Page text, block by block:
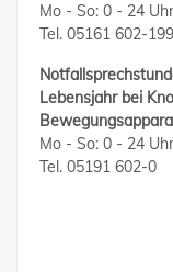
Mo - So: 0 - 24 Uhr
Tel. 05161 602-
Lebensjahr bei
Mo - So: 0 - 24 Uhr
Tel. 05191 602-0